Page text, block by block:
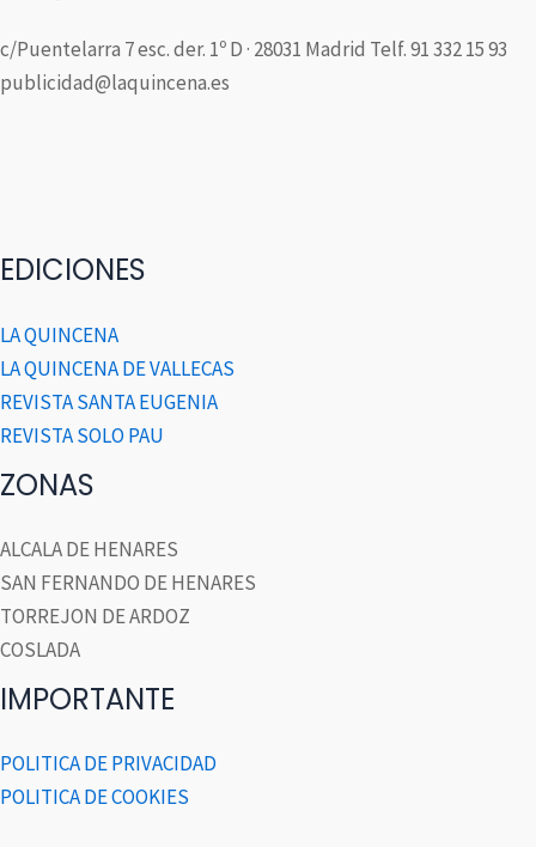
c/Puentelarra 7 esc. der. 1º D · 28031 Madrid Telf. 91 332 15 93
publicidad@laquincena.es
EDICIONES
LA QUINCENA
LA QUINCENA DE VALLECAS
REVISTA SANTA EUGENIA
REVISTA SOLO PAU
ZONAS
ALCALA DE HENARES
SAN FERNANDO DE HENARES
TORREJON DE ARDOZ
COSLADA
IMPORTANTE
POLITICA DE PRIVACIDAD
POLITICA DE COOKIES